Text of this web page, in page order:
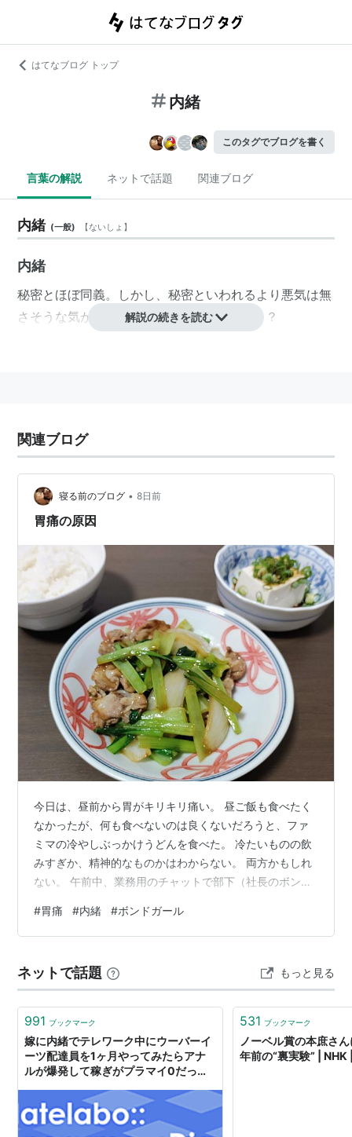
はてなブログ トップ
内緒
このタグでブログを書く
言葉の解説 ネットで話題 関連ブログ
内緒 (一般) 【ないしょ 】
内緒
秘密とほぼ同義。しかし、秘密といわれるより悪気は無
さそうな気が(無根拠に)するのはなぜだろう？
解説の続きを読む
関連ブログ
寝る前のブログ • 8日前
胃痛の原因
今日は、昼前から胃がキリキリ痛い。 昼ご飯も食べたく
なかったが、何も食べないのは良くないだろうと、ファ
ミマの冷やしぶっかけうどんを食べた。 冷たいものの飲
みすぎか、精神的なものかはわからない。 両方かもしれ
ない。 午前中、業務用のチャットで部下（社長のボンド
た。 すぐに削除されたが、内容から察するに、社長から
（上司に内緒で）指示された仕事に違いない。 先日も、
気づかず速攻返事していたので、こっちが気まずかっ
た。 こちらから送るものは、すぐに見ないのだが。 胃痛
の原因はこれかもしれない 内緒でする…
#胃痛 #内緒 #ボンドガール
ネットで話題 もっと見る
991 ブックマーク
嫁に内緒でテレワーク中にウーバーイ
ーツ配達員を1ヶ月やってみたらアナ
ルが爆発して稼ぎがプラマイ0だった
531 ブックマーク
ノーベル賞の本庶さ
年前の“裏実験” |